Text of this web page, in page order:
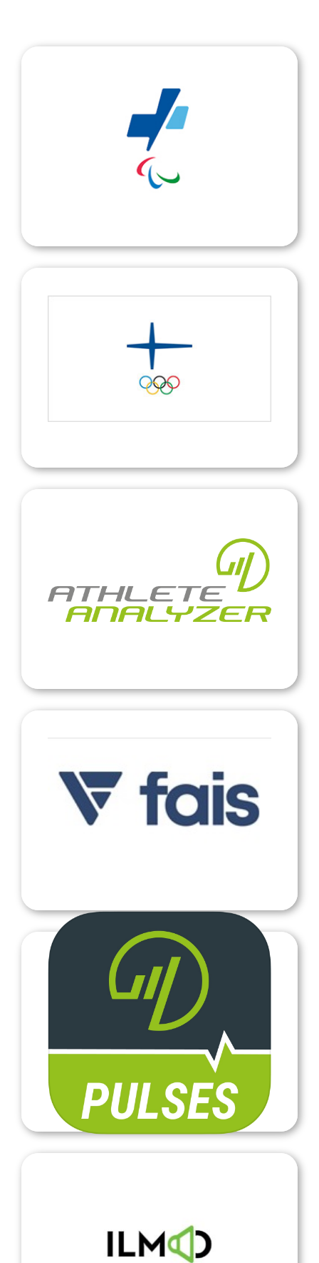
Suomen Paralympiakomitea
Suomen Paralympiakomitea
Olympiakomitea
Olympiakomitea
Athlete Analyzer harjoittelunseuranta
Athlete Analyzer
Vaatteet, liikelahjat ja mainostuotteet omalla
logolla
Pulses
Pulses
SUEK: ILMOita urheilurikkomuksista